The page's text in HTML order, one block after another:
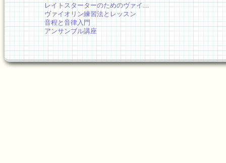
レイトスターターのためのヴァイ…
ヴァイオリン練習法とレッスン
音程と音律入門
アンサンブル講座